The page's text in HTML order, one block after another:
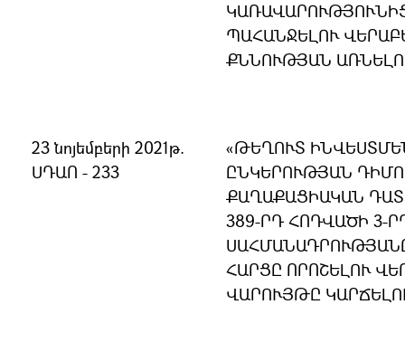
ՊԱՀԱՆՋԵԼՈՒ
ՔՆՆՈՒԹՅԱՆ
23 նոյեմբերի 2021թ.
ՍԴԱՈ - 233
«ԹԵՂՈՒՏ
ԸՆԿԵՐՈՒԹՅԱՆ
ՔԱՂԱՔԱՑԻԱԿԱՆ
389-ՐԴ ՀՈԴՎԱԾԻ 3-
ՀԱՐՑԸ ՈՐՈՇԵԼՈՒ
ՎԱՐՈՒՅԹԸ